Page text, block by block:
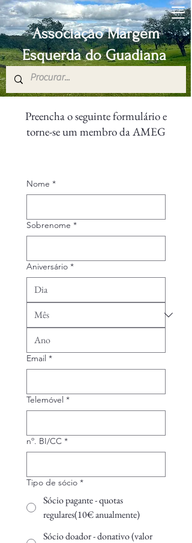
Associação Margem
Esquerda do Guadiana
Preencha o seguinte formulário e
torne-se um membro da AMEG
Nome *
Sobrenome *
Aniversário *
Email *
Telemóvel *
nº. BI/CC *
Tipo de sócio *
Sócio pagante - quotas
regulares(10€ anualmente)
Sócio doador - donativo (valor